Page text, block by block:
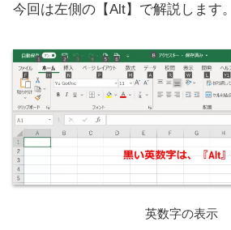
今回は左側の【Alt】で解説します。
英数字の表示